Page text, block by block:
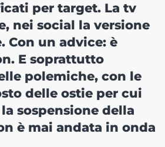
per target. La tv
nei social la versione
Con un advice: è
E soprattutto
polemiche, con le
delle ostie per cui
sospensione della
è mai andata in onda